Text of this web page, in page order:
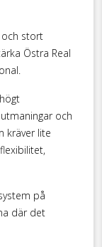
och stort
Östra Real
och
kräver lite
på
där det